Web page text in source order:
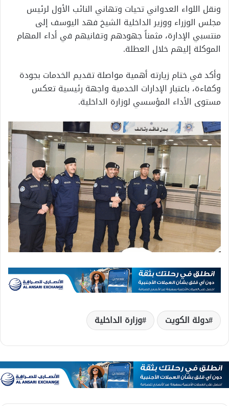
ونقل اللواء العدواني تحيات وتهاني النائب الأول لرئيس
مجلس الوزراء ووزير الداخلية الشيخ فهد اليوسف إلى
منتسبي الإدارة، مثمناً جهودهم وتفانيهم في أداء المهام
الموكلة إليهم خلال العطلة.
وأكد في ختام زيارته أهمية مواصلة تقديم الخدمات بجودة
وكفاءة، باعتبار الإدارات الخدمية واجهة رئيسية تعكس
مستوى الأداء المؤسسي لوزارة الداخلية.
دولة الكويت وزارة الداخلية